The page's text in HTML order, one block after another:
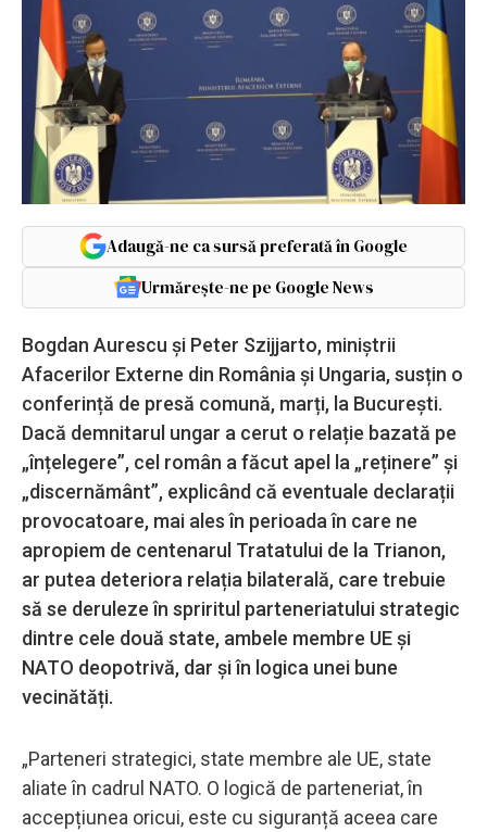
Adaugă-ne ca sursă preferată în Google
Urmărește-ne pe Google News
Bogdan Aurescu și Peter Szijjarto, miniștrii
Afacerilor Externe din România și Ungaria, susțin o
conferință de presă comună, marți, la București.
Dacă demnitarul ungar a cerut o relație bazată pe
„înțelegere”, cel român a făcut apel la „reținere” și
„discernământ”, explicând că eventuale declarații
provocatoare, mai ales în perioada în care ne
apropiem de centenarul Tratatului de la Trianon,
ar putea deteriora relația bilaterală, care trebuie
să se deruleze în spriritul parteneriatului strategic
dintre cele două state, ambele membre UE și
NATO deopotrivă, dar și în logica unei bune
vecinătăți.
„Parteneri strategici, state membre ale UE, state
aliate în cadrul NATO. O logică de parteneriat, în
accepțiunea oricui, este cu siguranță aceea care